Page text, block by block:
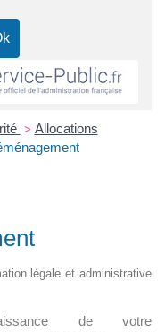
> Allocations
légale et administrative
de votre